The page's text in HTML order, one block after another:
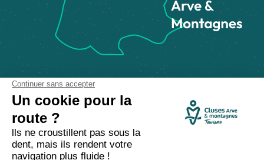
Comment venir ?
Made with by IRIS Interactive
Mentions légales - Politique de confidentialité
Accessibilité numérique